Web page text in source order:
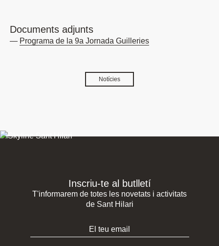
Documents adjunts
Programa de la 9a Jornada Guilleries
Notícies
Inscriu-te al butlletí
T'informarem de totes les novetats i activitats
de Sant Hilari